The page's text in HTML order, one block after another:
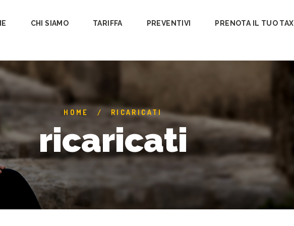
CHI SIAMO TARIFFA PREVENTIVI PRENOTA IL TUO TAXI
HOME RICARICATI
ricaricati